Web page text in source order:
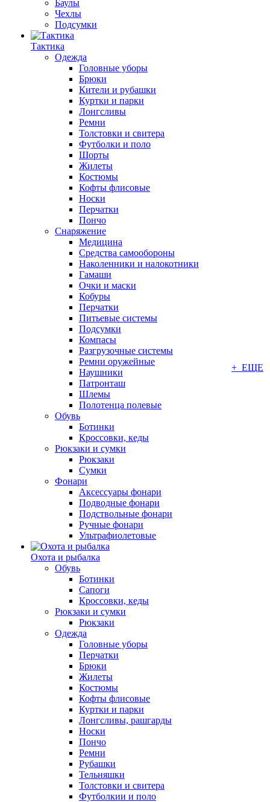
Баулы
Чехлы
Подсумки
Тактика
Одежда
Головные уборы
Брюки
Кители и рубашки
Куртки и парки
Лонгсливы
Ремни
Толстовки и свитера
Футболки и поло
Шорты
Жилеты
Костюмы
Кофты флисовые
Носки
Перчатки
Пончо
Снаряжение
Медицина
Средства самообороны
Наколенники и налокотники
Гамаши
Очки и маски
Кобуры
Перчатки
Питьевые системы
Подсумки
Компасы
Разгрузочные системы
Ремни оружейные
Наушники
Патронташ
Шлемы
Полотенца полевые
Обувь
Ботинки
Кроссовки, кеды
Рюкзаки и сумки
Рюкзаки
Сумки
Фонари
Аксессуары фонари
Подводные фонари
Подствольные фонари
Ручные фонари
Ультрафиолетовые
Охота и рыбалка
Обувь
Ботинки
Сапоги
Кроссовки, кеды
Рюкзаки и сумки
Рюкзаки
Одежда
Головные уборы
Перчатки
Брюки
Жилеты
Костюмы
Кофты флисовые
Куртки и парки
Лонгсливы, рашгарды
Носки
Пончо
Ремни
Рубашки
Тельняшки
Толстовки и свитера
Футболкии и поло
+ ЕЩЕ